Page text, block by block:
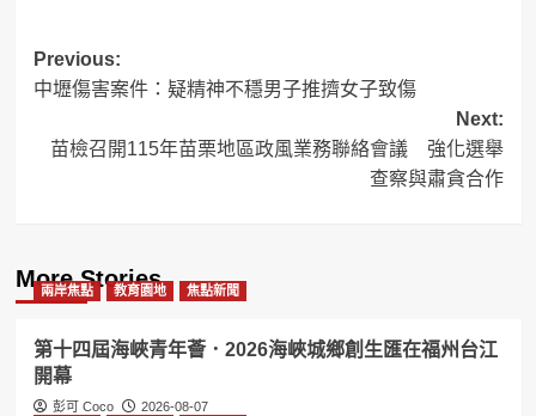
Post
navigation
Previous:
中壢傷害案件：疑精神不穩男子推擠女子致傷
Next:
苗檢召開115年苗栗地區政風業務聯絡會議 強化選舉
查察與肅貪合作
More Stories
兩岸焦點 教育園地 焦點新聞
第十四屆海峽青年薈．2026海峽城鄉創生匯在福州台江
開幕
彭可 Coco
2026-08-07